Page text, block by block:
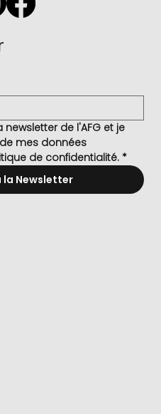
de l'AFG et je
mes données
de confidentialité. *
la Newsletter